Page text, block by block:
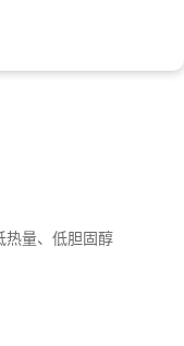
热量、低胆固醇